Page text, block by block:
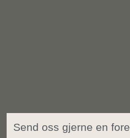
Send oss gjerne en